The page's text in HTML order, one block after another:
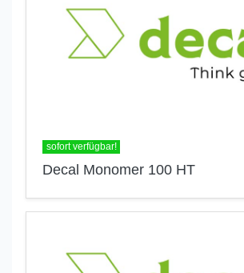
sofort verfügbar!
Decal Monomer 100 HT